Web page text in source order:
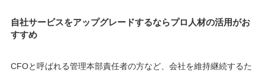
自社サービスをアップグレードするならプロ人材の活用がお
すすめ
CFOと呼ばれる管理本部責任者の方など、会社を維持継続するた